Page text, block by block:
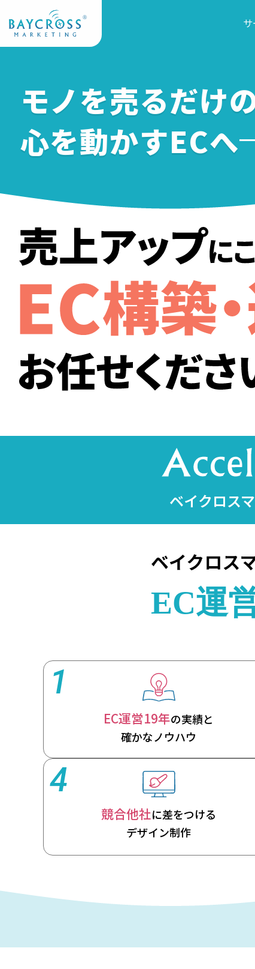
モノを売るだけ
心を動かすECへ
ベイクロス
1
EC運営19年の実績と
確かなノウハウ
4
競合他社に差をつける
デザイン制作